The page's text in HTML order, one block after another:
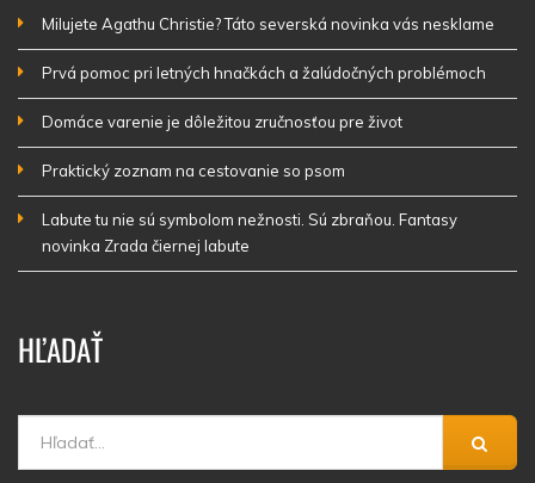
Milujete Agathu Christie? Táto severská novinka vás nesklame
Prvá pomoc pri letných hnačkách a žalúdočných problémoch
Domáce varenie je dôležitou zručnosťou pre život
Praktický zoznam na cestovanie so psom
Labute tu nie sú symbolom nežnosti. Sú zbraňou. Fantasy
novinka Zrada čiernej labute
HĽADAŤ